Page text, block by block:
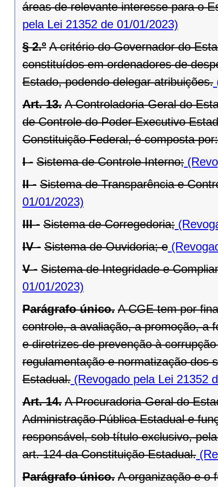
áreas de relevante interesse para o
pela Lei 21352 de 01/01/2023)
§ 2.º A critério do Governador do
constituídos em ordenadores de
Estado, podendo delegar atribuições.
Art. 13. A Controladoria-Geral do
de Controle do Poder Executivo
Constituição Federal, é composta por:
I - Sistema de Controle Interno;
II - Sistema de Transparência e
01/01/2023)
III - Sistema de Corregedoria;
IV - Sistema de Ouvidoria; e
V - Sistema de Integridade e
01/01/2023)
Parágrafo único. A CGE tem por
controle, a avaliação, a promoção, a
e diretrizes de prevenção à
regulamentação e normatização dos
Estadual. (Revogado pela Lei 21352
Art. 14. A Procuradoria-Geral do
Administração Pública Estadual e
responsável, sob título exclusivo,
art. 124 da Constituição Estadual.
Parágrafo único. A organização e o